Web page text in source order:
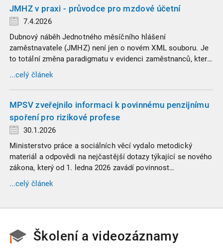
JMHZ v praxi - průvodce pro mzdové účetní
7.4.2026
Dubnový náběh Jednotného měsíčního hlášení
zaměstnavatele (JMHZ) není jen o novém XML souboru. Je
to totální změna paradigmatu v evidenci zaměstnanců, která
propojuje sociální správu, finanční úřady a úřady práce do
jednoho nekompromisního celku
...celý článek
MPSV zveřejnilo informaci k povinnému penzijnímu
spoření pro rizikové profese
30.1.2026
Ministerstvo práce a sociálních věcí vydalo metodický
materiál a odpovědi na nejčastější dotazy týkající se nového
zákona, který od 1. ledna 2026 zavádí povinnost
zaměstnavatelů přispívat na spoření na stáří zaměstnancům
v náročných profesích.
...celý článek
Školení a videozáznamy